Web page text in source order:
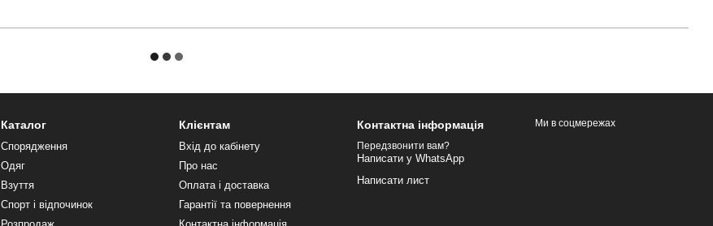
Каталог
Спорядження
Одяг
Взуття
Спорт і відпочинок
Клієнтам
Вхід до кабінету
Про нас
Оплата і доставка
Гарантії та повернення
Контактна інформація
Передзвонити вам?
Написати у WhatsApp
Написати лист
Ми в соцмережах